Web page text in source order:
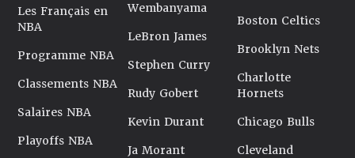
Les Français en
NBA
Programme NBA
Classements NBA
Salaires NBA
Playoffs NBA
Wembanyama
LeBron James
Stephen Curry
Rudy Gobert
Kevin Durant
Ja Morant
Boston Celtics
Brooklyn Nets
Charlotte
Hornets
Chicago Bulls
Cleveland